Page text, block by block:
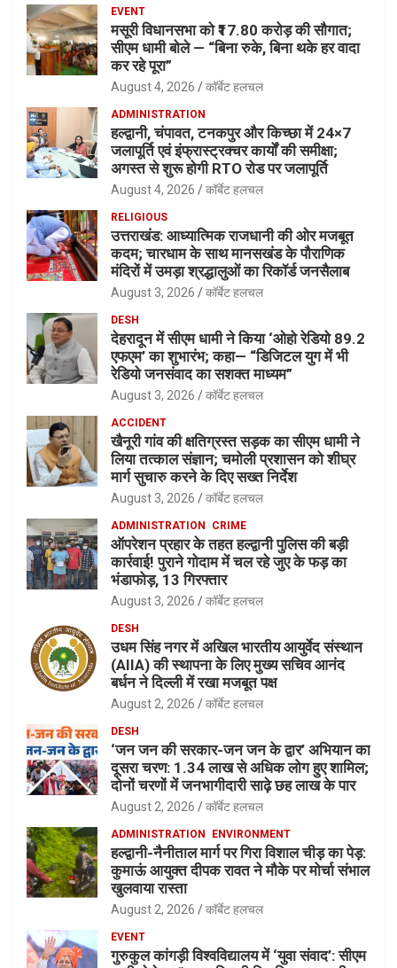
EVENT
मसूरी विधानसभा को ₹17.80 करोड़ की सौगात;
सीएम धामी बोले — “बिना रुके, बिना थके हर वादा
कर रहे पूरा”
August 4, 2026 कॉर्बेट हलचल
ADMINISTRATION
हल्द्वानी, चंपावत, टनकपुर और किच्छा में 24×7
जलापूर्ति एवं इंफ्रास्ट्रक्चर कार्यों की समीक्षा;
अगस्त से शुरू होगी RTO रोड पर जलापूर्ति
August 4, 2026 कॉर्बेट हलचल
RELIGIOUS
उत्तराखंड: आध्यात्मिक राजधानी की ओर मजबूत
कदम; चारधाम के साथ मानसखंड के पौराणिक
मंदिरों में उमड़ा श्रद्धालुओं का रिकॉर्ड जनसैलाब
August 3, 2026 कॉर्बेट हलचल
DESH
देहरादून में सीएम धामी ने किया ‘ओहो रेडियो 89.2
एफएम’ का शुभारंभ; कहा— “डिजिटल युग में भी
रेडियो जनसंवाद का सशक्त माध्यम”
August 3, 2026 कॉर्बेट हलचल
ACCIDENT
खैनूरी गांव की क्षतिग्रस्त सड़क का सीएम धामी ने
लिया तत्काल संज्ञान; चमोली प्रशासन को शीघ्र
मार्ग सुचारु करने के दिए सख्त निर्देश
August 3, 2026 कॉर्बेट हलचल
ADMINISTRATION CRIME
ऑपरेशन प्रहार के तहत हल्द्वानी पुलिस की बड़ी
कार्रवाई! पुराने गोदाम में चल रहे जुए के फड़ का
भंडाफोड़, 13 गिरफ्तार
August 3, 2026 कॉर्बेट हलचल
DESH
उधम सिंह नगर में अखिल भारतीय आयुर्वेद संस्थान
(AIIA) की स्थापना के लिए मुख्य सचिव आनंद
बर्धन ने दिल्ली में रखा मजबूत पक्ष
August 2, 2026 कॉर्बेट हलचल
DESH
‘जन जन की सरकार-जन जन के द्वार’ अभियान का
दूसरा चरण: 1.34 लाख से अधिक लोग हुए शामिल;
दोनों चरणों में जनभागीदारी साढ़े छह लाख के पार
August 2, 2026 कॉर्बेट हलचल
ADMINISTRATION ENVIRONMENT
हल्द्वानी-नैनीताल मार्ग पर गिरा विशाल चीड़ का पेड़:
कुमाऊं आयुक्त दीपक रावत ने मौके पर मोर्चा संभाल
खुलवाया रास्ता
August 2, 2026 कॉर्बेट हलचल
EVENT
गुरुकुल कांगड़ी विश्वविद्यालय में ‘युवा संवाद’: सीएम